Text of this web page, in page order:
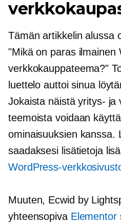
Tämän artikkelin alussa
"Mikä on paras ilmainen
verkkokauppateema?"
luettelo auttoi sinua
Jokaista näistä yritys- ja
teemoista voidaan
ominaisuuksien kanssa.
saadaksesi lisätietoja
WordPress-
Muuten, Ecwid by
yhteensopiva Elementor